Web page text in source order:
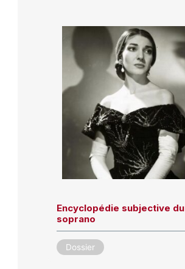
Encyclopédie subjective du
soprano
Dossier